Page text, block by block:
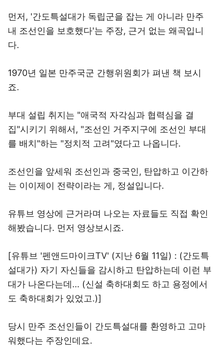
먼저, '간도특설대가 독립군을 잡는 게 아니라 만주
내 조선인을 보호했다'는 주장, 근거 없는 왜곡입니
다.
1970년 일본 만주국군 간행위원회가 펴낸 책 보시
죠.
부대 설립 취지는 "애국적 자각심과 협력심을 결
집"시키기 위해서, "조선인 거주지구에 조선인 부대
를 배치"하는 "정치적 고려"였다고 나옵니다.
조선인을 앞세워 조선인과 중국인, 탄압하고 이간하
는 이이제이 전략이라는 게, 정설입니다.
유튜브 영상에 근거라며 나오는 자료들도 직접 확인
해봤습니다. 먼저 영상보시죠.
[유튜브 '펜앤드마이크TV' (지난 6월 11일) : (간도특
설대가) 자기 자신들을 감시하고 탄압하는데 이런 부
대가 나온다는데… (신설 축하대회도 하고 용정에서
도 축하대회가 있었고.)]
당시 만주 조선인들이 간도특설대를 환영하고 고마
워했다는 주장인데요.